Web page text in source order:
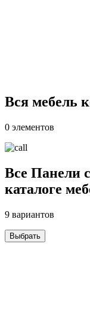
Вся мебель
0 элементов
Все Панели
каталоге
9 вариантов
Выбрать